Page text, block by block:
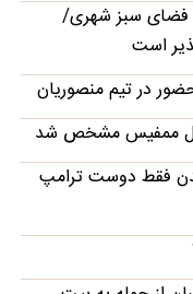
بخشی از پادگان ۰۶ به فضای سبز شهری/
است
در تیم منصوریان
ممفیس مشخص شد
فقط دوست ترامپ